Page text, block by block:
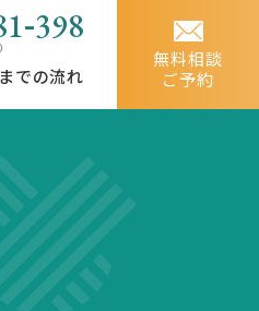
-398
無料相談
ご予約
での流れ